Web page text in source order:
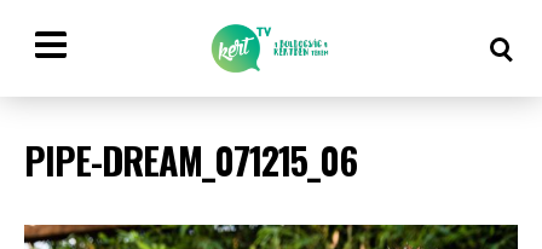
PIPE-DREAM_071215_06